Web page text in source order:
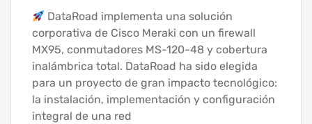
DataRoad implementa una solución
corporativa de Cisco Meraki con un firewall
MX95, conmutadores MS-120-48 y cobertura
inalámbrica total. DataRoad ha sido elegida
para un proyecto de gran impacto tecnológico:
la instalación, implementación y configuración
integral de una red